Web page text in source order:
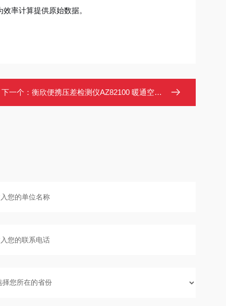
率计算提供原始数据。
下一个： 衡欣便携压差检测仪AZ82100 暖通空调用